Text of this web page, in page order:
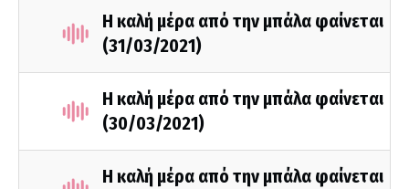
Η καλή μέρα από την μπάλα φαίνεται
(31/03/2021)
Η καλή μέρα από την μπάλα φαίνεται
(30/03/2021)
Η καλή μέρα από την μπάλα φαίνεται